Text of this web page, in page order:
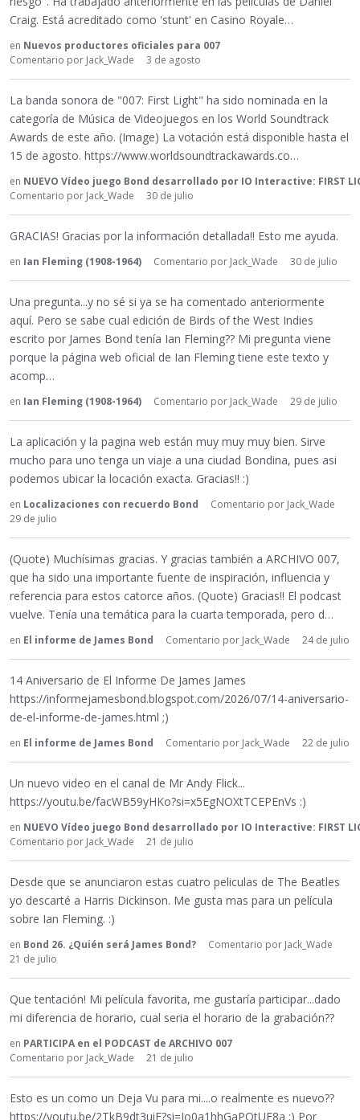
Craig. Está acreditado como 'stunt' en Casino Royale…
en Nuevos productores oficiales para 007
Comentario por Jack_Wade 3 de agosto
La banda sonora de "007: First Light" ha sido nominada en la
categoría de Música de Videojuegos en los World Soundtrack
Awards de este año. (Image) La votación está disponible hasta el
15 de agosto. https://www.worldsoundtrackawards.co…
en NUEVO Vídeo juego Bond desarrollado por IO Interactive: FIRST
Comentario por Jack_Wade 30 de julio
GRACIAS! Gracias por la información detallada!! Esto me ayuda.
en Ian Fleming (1908-1964) Comentario por Jack_Wade 30 de julio
Una pregunta...y no sé si ya se ha comentado anteriormente
aquí. Pero se sabe cual edición de Birds of the West Indies
escrito por James Bond tenía Ian Fleming?? Mi pregunta viene
porque la página web oficial de Ian Fleming tiene este texto y
acomp…
en Ian Fleming (1908-1964) Comentario por Jack_Wade 29 de julio
La aplicación y la pagina web están muy muy muy bien. Sirve
mucho para uno tenga un viaje a una ciudad Bondina, pues asi
podemos ubicar la locación exacta. Gracias!! :)
en Localizaciones con recuerdo Bond Comentario por Jack_Wade
29 de julio
(Quote) Muchísimas gracias. Y gracias también a ARCHIVO 007,
que ha sido una importante fuente de inspiración, influencia y
referencia para estos catorce años. (Quote) Gracias!! El podcast
vuelve. Tenía una temática para la cuarta temporada, pero d…
en El informe de James Bond Comentario por Jack_Wade 24 de julio
14 Aniversario de El Informe De James James
https://informejamesbond.blogspot.com/2026/07/14-aniversario-
de-el-informe-de-james.html ;)
en El informe de James Bond Comentario por Jack_Wade 22 de julio
Un nuevo video en el canal de Mr Andy Flick...
https://youtu.be/facWB59yHKo?si=x5EgNOXtTCEPEnVs :)
en NUEVO Vídeo juego Bond desarrollado por IO Interactive: FIRST
Comentario por Jack_Wade 21 de julio
Desde que se anunciaron estas cuatro peliculas de The Beatles
yo descarté a Harris Dickinson. Me gusta mas para un película
sobre Ian Fleming. :)
en Bond 26. ¿Quién será James Bond? Comentario por Jack_Wade
21 de julio
Que tentación! Mi película favorita, me gustaría participar...dado
mi diferencia de horario, cual seria el horario de la grabación??
en PARTICIPA en el PODCAST de ARCHIVO 007
Comentario por Jack_Wade 21 de julio
Esto es un como un Deja Vu para mi....o realmente es nuevo??
https://youtu.be/2TkB9dt3uiE?si=Io0a1hhGaPQtUF8a ;) Por